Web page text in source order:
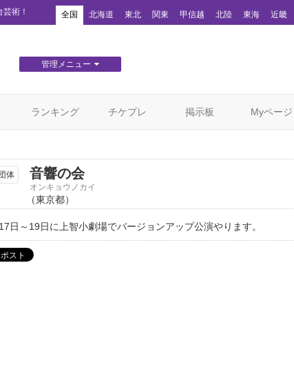
術！ 全国 北海道 東北 関東 甲信越 北陸 東海 近畿
管理メニュー
ランキング チケプレ 掲示板 Myページ
体 音響の会
オンキョウノカイ
（東京都）
日～19日に上智小劇場でバージョンアップ公演やります。